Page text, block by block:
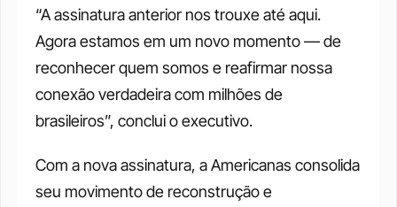
“A assinatura anterior nos trouxe até aqui.
Agora estamos em um novo momento — de
reconhecer quem somos e reafirmar nossa
conexão verdadeira com milhões de
brasileiros”, conclui o executivo.
Com a nova assinatura, a Americanas consolida
seu movimento de reconstrução e